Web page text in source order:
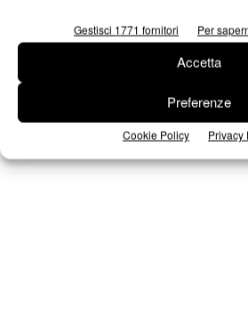
Gestisci 1771 fornitori Per
Accetta
Preferenze
Cookie Policy Privacy